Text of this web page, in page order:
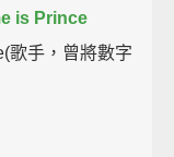
is Prince
歌手，曾將數字